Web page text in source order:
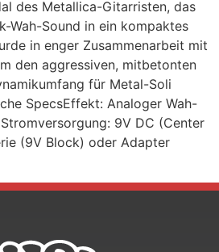
des Metallica-Gitarristen, das
Wah-Sound in ein kompaktes
in enger Zusammenarbeit mit
den aggressiven, mitbetonten
für Metal-Soli
SpecsEffekt: Analoger Wah-
9V DC (Center
(9V Block) oder Adapter